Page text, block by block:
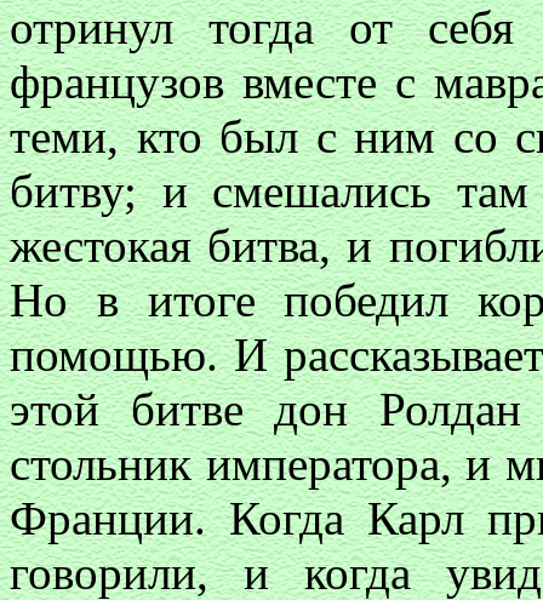
отринул тогда от
французов вместе с
теми, кто был с ним со
битву; и смешались
жестокая битва, и
Но в итоге победил
помощью. И
этой битве дон
стольник императора, и
Франции. Когда Карл
говорили, и когда